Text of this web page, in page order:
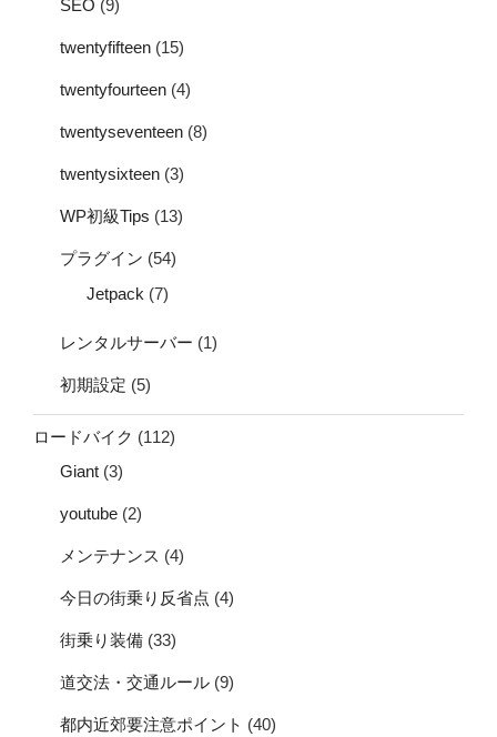
SEO (9)
twentyfifteen (15)
twentyfourteen (4)
twentyseventeen (8)
twentysixteen (3)
WP初級Tips (13)
プラグイン (54)
Jetpack (7)
レンタルサーバー (1)
初期設定 (5)
ロードバイク (112)
Giant (3)
youtube (2)
メンテナンス (4)
今日の街乗り反省点 (4)
街乗り装備 (33)
道交法・交通ルール (9)
都内近郊要注意ポイント (40)